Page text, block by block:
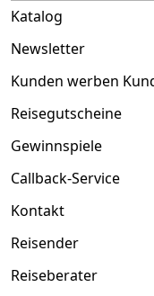
Katalog
Newsletter
Kunden werben
Reisegutscheine
Gewinnspiele
Callback-Service
Kontakt
Reisender
Reiseberater